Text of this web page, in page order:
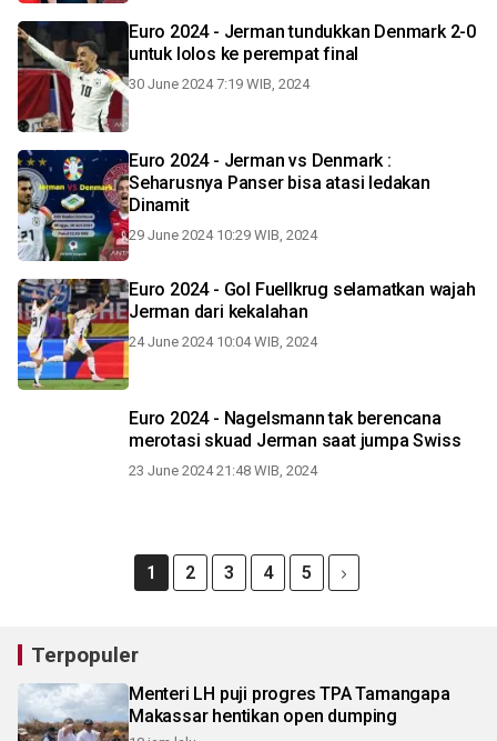
Euro 2024 - Jerman tundukkan Denmark 2-0
untuk lolos ke perempat final
30 June 2024 7:19 WIB, 2024
Euro 2024 - Jerman vs Denmark :
Seharusnya Panser bisa atasi ledakan
Dinamit
29 June 2024 10:29 WIB, 2024
Euro 2024 - Gol Fuellkrug selamatkan wajah
Jerman dari kekalahan
24 June 2024 10:04 WIB, 2024
Euro 2024 - Nagelsmann tak berencana
merotasi skuad Jerman saat jumpa Swiss
23 June 2024 21:48 WIB, 2024
1 2 3 4 5
Terpopuler
Menteri LH puji progres TPA Tamangapa
Makassar hentikan open dumping